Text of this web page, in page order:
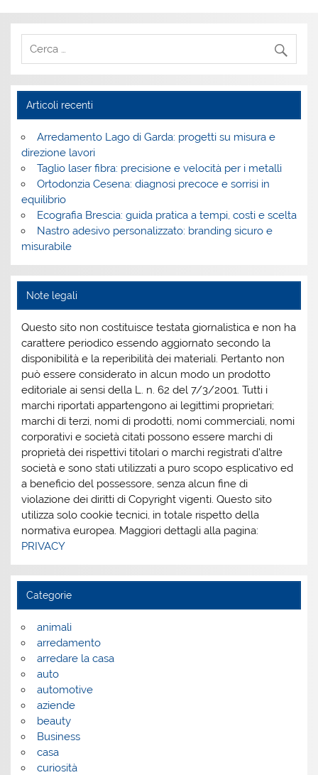
Articoli recenti
Arredamento Lago di Garda: progetti su misura e
direzione lavori
Taglio laser fibra: precisione e velocità per i metalli
Ortodonzia Cesena: diagnosi precoce e sorrisi in
equilibrio
Ecografia Brescia: guida pratica a tempi, costi e scelta
Nastro adesivo personalizzato: branding sicuro e
misurabile
Note legali
Questo sito non costituisce testata giornalistica e non ha
carattere periodico essendo aggiornato secondo la
disponibilità e la reperibilità dei materiali. Pertanto non
può essere considerato in alcun modo un prodotto
editoriale ai sensi della L. n. 62 del 7/3/2001. Tutti i
marchi riportati appartengono ai legittimi proprietari;
marchi di terzi, nomi di prodotti, nomi commerciali, nomi
corporativi e società citati possono essere marchi di
proprietà dei rispettivi titolari o marchi registrati d’altre
società e sono stati utilizzati a puro scopo esplicativo ed
a beneficio del possessore, senza alcun fine di
violazione dei diritti di Copyright vigenti. Questo sito
utilizza solo cookie tecnici, in totale rispetto della
normativa europea. Maggiori dettagli alla pagina:
PRIVACY
Categorie
animali
arredamento
arredare la casa
auto
automotive
aziende
beauty
Business
casa
curiosità